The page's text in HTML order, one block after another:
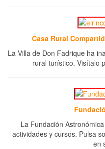
Casa Rural
La Villa de Don Fadrique ha
rural turístico. Visítalo
La Fundación
actividades y cursos. Pulsa
en